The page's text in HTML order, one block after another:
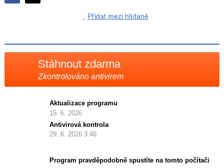
Sdílejte
Přidat mezi hlídané
Stáhnout zdarma
Zkontrolováno antivirem
Aktualizace programu
15. 6. 2026
Antivirová kontrola
29. 6. 2026 3:46
Program pravděpodobně spustíte na tomto počítači